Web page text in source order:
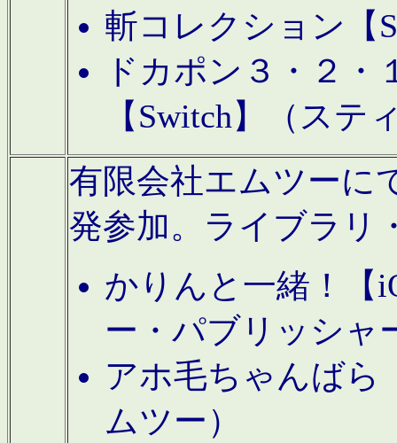
斬コレクション【
ドカポン３・２
【Switch】（ステ
有限会社エムツーに
発参加。ライブラリ
かりんと一緒！【
ー・パブリッシャ
アホ毛ちゃんばら
ムツー）